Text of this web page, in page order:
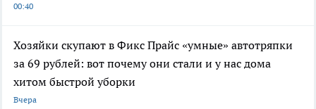
00:40
Хозяйки скупают в Фикс Прайс «умные» автотряпки
за 69 рублей: вот почему они стали и у нас дома
хитом быстрой уборки
Вчера